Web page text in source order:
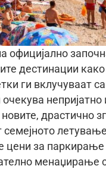
официјално
дестинации
ги вклучуваат
очекува
новите, драстично
семејното
цени за
менаџирање